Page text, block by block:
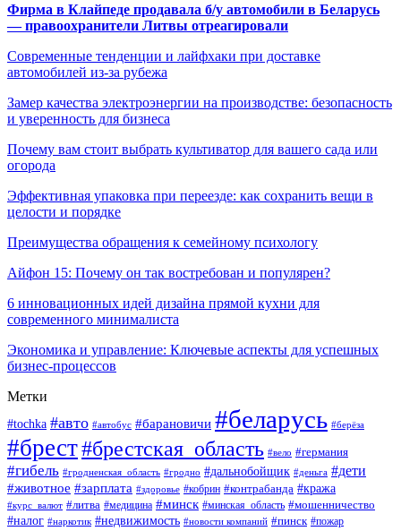
Фирма в Клайпеде продавала б/у автомобили в Беларусь
— правоохранители Литвы отреагировали
Современные тенденции и лайфхаки при доставке
автомобилей из-за рубежа
Замер качества электроэнергии на производстве: безопасность
и уверенность для бизнеса
Почему вам стоит выбрать культиватор для вашего сада или
огорода
Эффективная упаковка при переезде: как сохранить вещи в
целости и порядке
Преимущества обращения к семейному психологу
Айфон 15: Почему он так востребован и популярен?
6 инновационных идей дизайна прямой кухни для
современного минималиста
Экономика и управление: Ключевые аспекты для успешных
бизнес-процессов
Метки
#tochka #авто #автобус #барановичи #беларусь #берёза
#брест#брестская_область #вело #германия
#гибель #гродненская_область #гродно #дальнобойщик #деньга #дети
#животное #зарплата #здоровье #кобрин #контрабанда #кража
#курс_валют #литва #медицина #минск #минская_область #мошенничество
#налог #наркотик #недвижимость #новости компаний #пинск #пожар